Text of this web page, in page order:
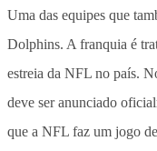
Uma das equipes que
Dolphins. A franquia é
estreia da NFL no país.
deve ser anunciado
que a NFL faz um jogo